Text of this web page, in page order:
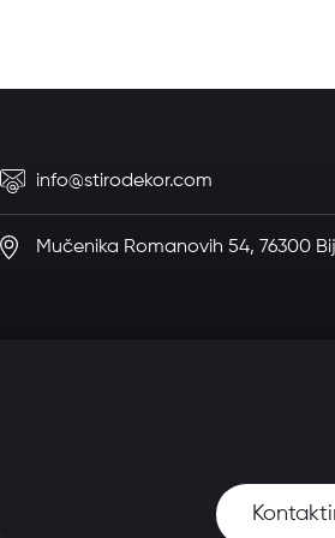
info@stirodekor.com
Mučenika Romanovih 54, 76300